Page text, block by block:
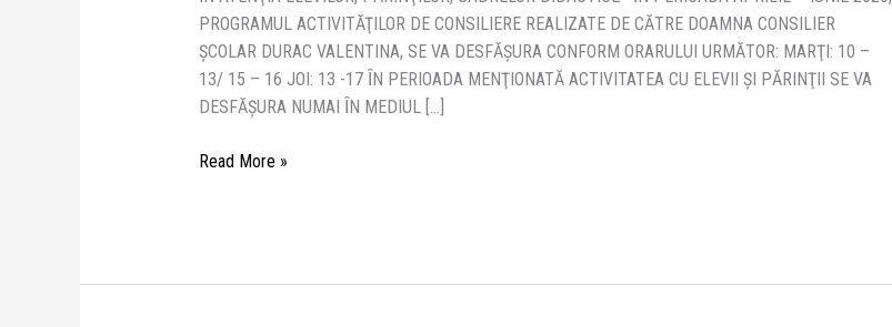
PROGRAMUL ACTIVITĂŢILOR DE CONSILIERE REALIZATE DE CĂTRE DOAMNA CONSILIER
ŞCOLAR DURAC VALENTINA, SE VA DESFĂŞURA CONFORM ORARULUI URMĂTOR: MARŢI: 10 –
13/ 15 – 16 JOI: 13 -17 ȊN PERIOADA MENŢIONATĂ ACTIVITATEA CU ELEVII ŞI PĂRINŢII SE VA
DESFĂŞURA NUMAI ȊN MEDIUL […]
iunie
2020
Read More »